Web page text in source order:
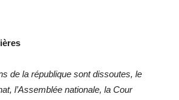
de la république sont dissoutes, le
l’Assemblée nationale, la Cour